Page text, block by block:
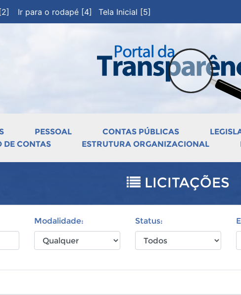
Ir para o rodapé [4] Tela Inicial [5]
PESSOAL CONTAS PÚBLICAS
DE CONTAS ESTRUTURA ORGANIZACIONAL
LICITAÇÕES
Modalidade: Status: